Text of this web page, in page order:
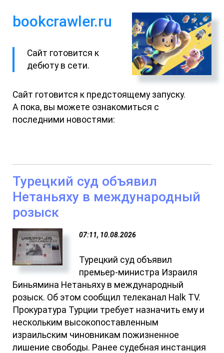
bookcrawler.ru
Сайт готовится к
дебюту в сети.
Сайт готовится к предстоящему запуску.
А пока, вы можете ознакомиться с
последними новостями:
Турецкий суд объявил
Нетаньяху в международный
розыск
07:11, 10.08.2026
Турецкий суд объявил
премьер-министра Израиля
Биньямина Нетаньяху в международный
розыск. Об этом сообщил телеканал Halk TV.
Прокуратура Турции требует назначить ему и
нескольким высокопоставленным
израильским чиновникам пожизненное
лишение свободы. Ранее судебная инстанция